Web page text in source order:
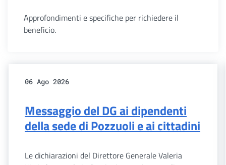
Approfondimenti e specifiche per richiedere il
beneficio.
06 Ago 2026
Messaggio del DG ai dipendenti
della sede di Pozzuoli e ai cittadini
Le dichiarazioni del Direttore Generale Valeria